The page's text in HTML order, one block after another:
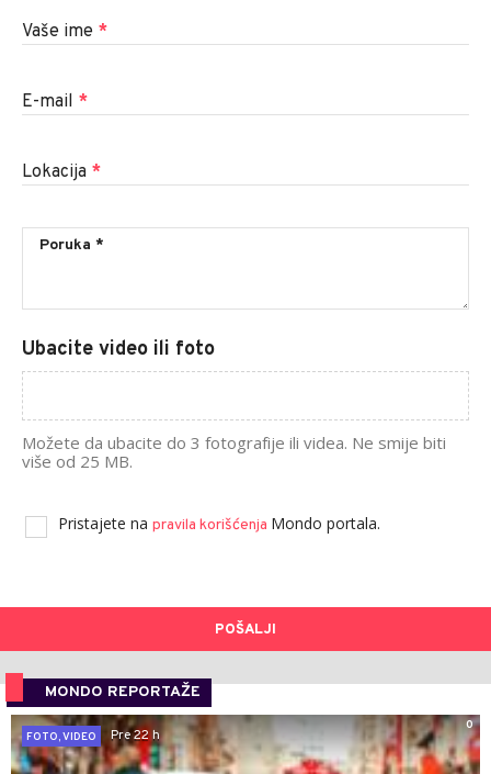
Vaše ime *
E-mail *
Lokacija *
Ubacite video ili foto
Možete da ubacite do 3 fotografije ili videa. Ne smije biti
više od 25 MB.
Pristajete na pravila korišćenja Mondo portala.
POŠALJI
MONDO REPORTAŽE
0
FOTO, VIDEO
Pre 22 h